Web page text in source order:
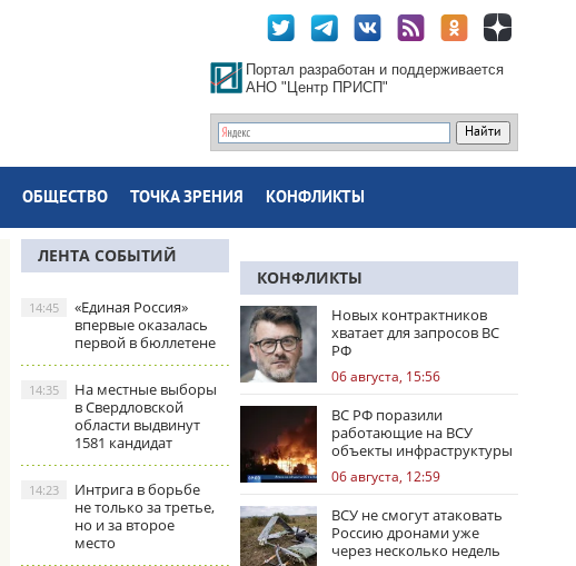
Портал разработан и поддерживается
АНО "Центр ПРИСП"
ОБЩЕСТВО ТОЧКА ЗРЕНИЯ КОНФЛИКТЫ
ЛЕНТА СОБЫТИЙ
«Единая Россия»
впервые оказалась
первой в бюллетене
14:45
На местные выборы
в Свердловской
области выдвинут
1581 кандидат
14:35
Интрига в борьбе
не только за третье,
но и за второе
место
14:23
КОНФЛИКТЫ
Новых контрактников
хватает для запросов ВС
РФ
06 августа, 15:56
ВС РФ поразили
работающие на ВСУ
объекты инфраструктуры
и центры логистики
06 августа, 12:59
ВСУ не смогут атаковать
Россию дронами уже
через несколько недель